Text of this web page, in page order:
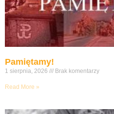
Pamiętamy!
1 sierpnia, 2026 Brak komentarzy
Read More »